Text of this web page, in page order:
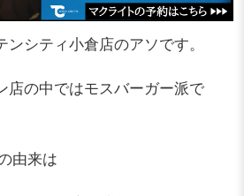
シティ小倉店のアソです。
店の中ではモスバーガー派で
由来は